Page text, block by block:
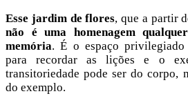
Esse jardim de flores, que a partir
não é uma homenagem qualquer
memória. É o espaço privilegiado
para recordar as lições e o
transitoriedade pode ser do corpo,
do exemplo.